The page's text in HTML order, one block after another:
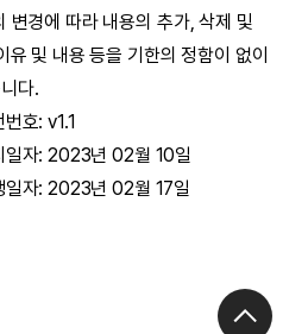
변경에 따라 내용의 추가, 삭제 및
및 내용 등을 기한의 정함이 없이
다.
호: v1.1
자: 2023년 02월 10일
자: 2023년 02월 17일